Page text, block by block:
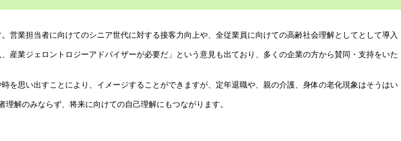
業担当者に向けてのシニア世代に対する接客力向上や、全従業員に向けての高齢社会理解としてとして導入
業ジェロントロジーアドバイザーが必要だ」という意見も出ており、多くの企業の方から賛同・支持をいた
思い出すことにより、イメージすることができますが、定年退職や、親の介護、身体の老化現象はそうはい
解のみならず、将来に向けての自己理解にもつながります。